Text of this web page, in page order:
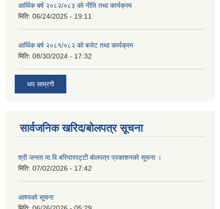
आर्थिक बर्ष २०८२/०८३ काे नीति तथा कार्यक्रम
मिति: 06/24/2025 - 19:11
आर्थिक बर्ष २०८१/०८२ को बजेट तथा कार्यक्रम
मिति: 08/30/2024 - 17:32
थप साम्रगी
सार्वजनिक खरिद/बोलपत्र सूचना
श्री जनता मा.वि.बरियारपट्टी बाेलपत्र प्रकाशनकाे सूचना ।
मिति: 07/02/2026 - 17:42
आश्यकाे सूचना